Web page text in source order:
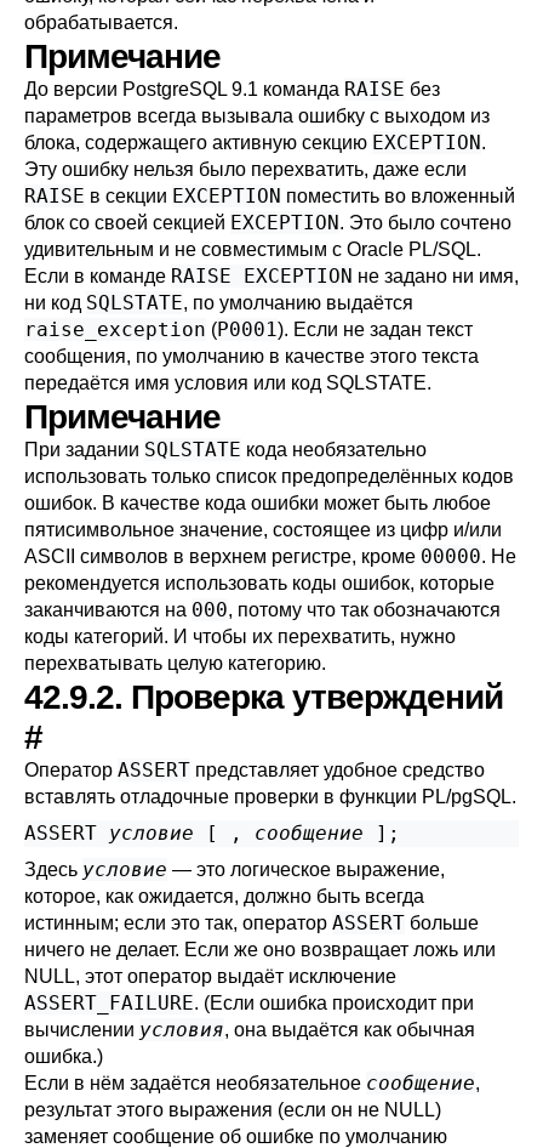
обрабатывается.
Примечание
До версии PostgreSQL 9.1 команда RAISE без
параметров всегда вызывала ошибку с выходом из
блока, содержащего активную секцию EXCEPTION.
Эту ошибку нельзя было перехватить, даже если
RAISE в секции EXCEPTION поместить во вложенный
блок со своей секцией EXCEPTION. Это было сочтено
удивительным и не совместимым с Oracle PL/SQL.
Если в команде RAISE EXCEPTION не задано ни имя,
ни код SQLSTATE, по умолчанию выдаётся
raise_exception (P0001). Если не задан текст
сообщения, по умолчанию в качестве этого текста
передаётся имя условия или код SQLSTATE.
Примечание
При задании SQLSTATE кода необязательно
использовать только список предопределённых кодов
ошибок. В качестве кода ошибки может быть любое
пятисимвольное значение, состоящее из цифр и/или
ASCII символов в верхнем регистре, кроме 00000. Не
рекомендуется использовать коды ошибок, которые
заканчиваются на 000, потому что так обозначаются
коды категорий. И чтобы их перехватить, нужно
перехватывать целую категорию.
42.9.2. Проверка утверждений
#
Оператор ASSERT представляет удобное средство
вставлять отладочные проверки в функции PL/pgSQL.
ASSERT условие [ , сообщение
Здесь условие — это логическое выражение,
которое, как ожидается, должно быть всегда
истинным; если это так, оператор ASSERT больше
ничего не делает. Если же оно возвращает ложь или
NULL, этот оператор выдаёт исключение
ASSERT_FAILURE. (Если ошибка происходит при
вычислении условия, она выдаётся как обычная
ошибка.)
Если в нём задаётся необязательное сообщение,
результат этого выражения (если он не NULL)
заменяет сообщение об ошибке по умолчанию